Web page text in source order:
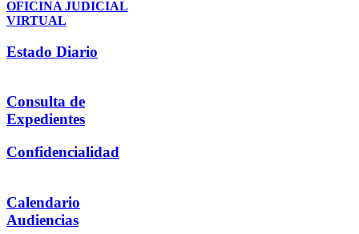
OFICINA JUDICIAL
VIRTUAL
Estado Diario
Consulta de
Expedientes
Confidencialidad
Calendario
Audiencias